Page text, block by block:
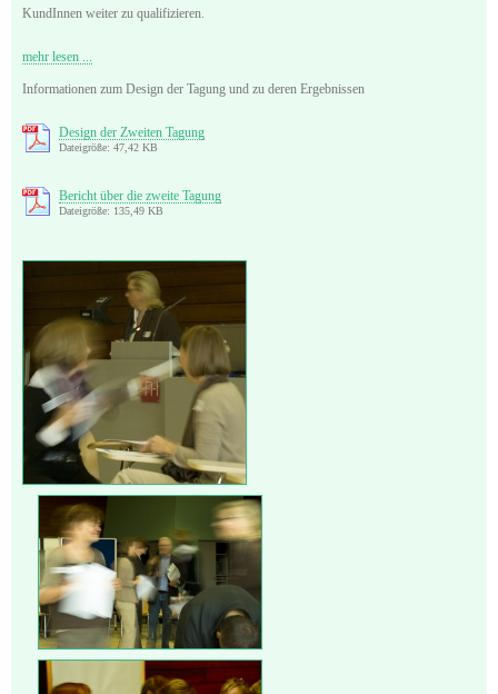
KundInnen weiter zu qualifizieren.
mehr lesen ...
Informationen zum Design der Tagung und zu deren Ergebnissen
Design der Zweiten Tagung
Dateigröße: 47,42 KB
Bericht über die zweite Tagung
Dateigröße: 135,49 KB